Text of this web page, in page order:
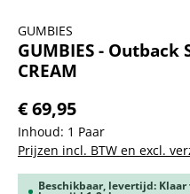
GUMBIES
GUMBIES - Outback
CREAM
€ 69,95
Inhoud: 1 Paar
Prijzen incl. BTW en excl.
Beschikbaar, levertijd: